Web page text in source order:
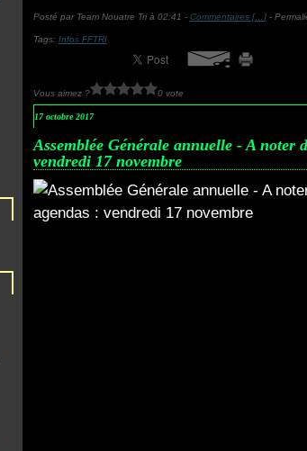
Posté par Team Nouatre Tri à 02:41 - Commentaires [… ]-
Tags: Infos FFTRI
Vous aimez ? 0 vote
17 octobre 2017
Assemblée Générale annuelle - A noter
vendredi 17 novembre